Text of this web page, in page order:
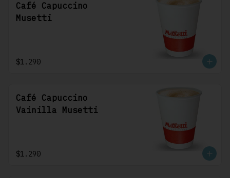
Café Capuccino
Musetti
$1.290
Café Capuccino
Vainilla Musetti
$1.290